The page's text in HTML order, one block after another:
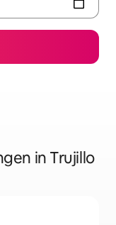
in Trujillo